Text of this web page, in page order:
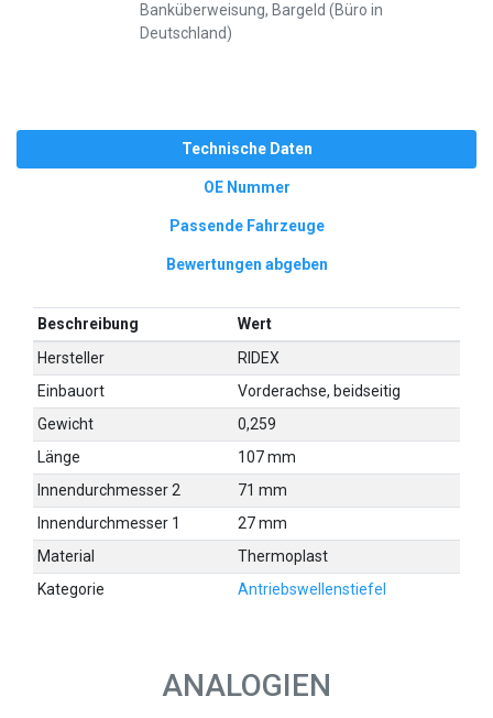
Banküberweisung, Bargeld (Büro in
Deutschland)
Technische Daten
OE Nummer
Passende Fahrzeuge
Bewertungen abgeben
Beschreibung
Wert
Hersteller
RIDEX
Einbauort
Vorderachse, beidseitig
Gewicht
0,259
Länge
107 mm
Innendurchmesser 2
71 mm
Innendurchmesser 1
27 mm
Material
Thermoplast
Kategorie
Antriebswellenstiefel
ANALOGIEN